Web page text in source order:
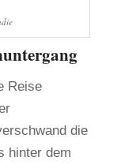
Reise
die
hinter dem